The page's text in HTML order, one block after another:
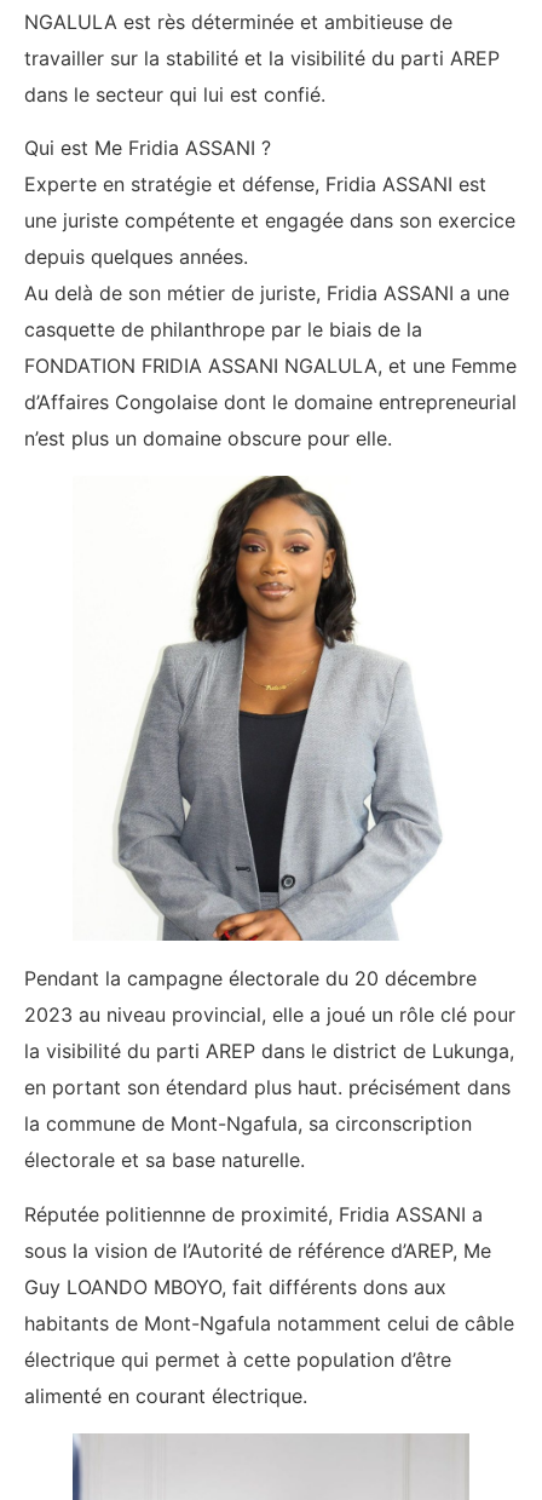
NGALULA est rès déterminée et ambitieuse de
travailler sur la stabilité et la visibilité du parti AREP
dans le secteur qui lui est confié.
Qui est Me Fridia ASSANI ?
Experte en stratégie et défense, Fridia ASSANI est
une juriste compétente et engagée dans son exercice
depuis quelques années.
Au delà de son métier de juriste, Fridia ASSANI a une
casquette de philanthrope par le biais de la
FONDATION FRIDIA ASSANI NGALULA, et une Femme
d’Affaires Congolaise dont le domaine entrepreneurial
n’est plus un domaine obscure pour elle.
Pendant la campagne électorale du 20 décembre
2023 au niveau provincial, elle a joué un rôle clé pour
la visibilité du parti AREP dans le district de Lukunga,
en portant son étendard plus haut. précisément dans
la commune de Mont-Ngafula, sa circonscription
électorale et sa base naturelle.
Réputée politiennne de proximité, Fridia ASSANI a
sous la vision de l’Autorité de référence d’AREP, Me
Guy LOANDO MBOYO, fait différents dons aux
habitants de Mont-Ngafula notamment celui de câble
électrique qui permet à cette population d’être
alimenté en courant électrique.